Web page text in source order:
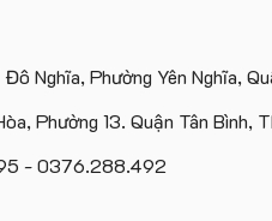
Nghĩa, Phường Yên Nghĩa,
Phường 13. Quận Tân Bình,
- 0376.288.492